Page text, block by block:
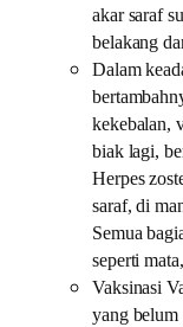
akar saraf
belakang
Dalam
kekebalan,
biak lagi,
Herpes
saraf, di
Semua
seperti
Vaksinasi
yang belum